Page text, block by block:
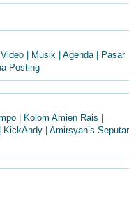
Video | Musik | Agenda | Pasar
Posting
| Kolom Amien Rais |
| KickAndy | Amirsyah’s Seputar